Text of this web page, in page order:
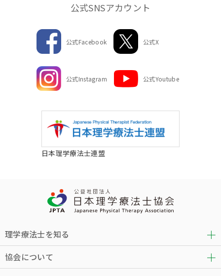
公式SNSアカウント
公式Facebook 公式X
公式Instagram 公式Youtube
日本理学療法士連盟
理学療法士を知る
協会について